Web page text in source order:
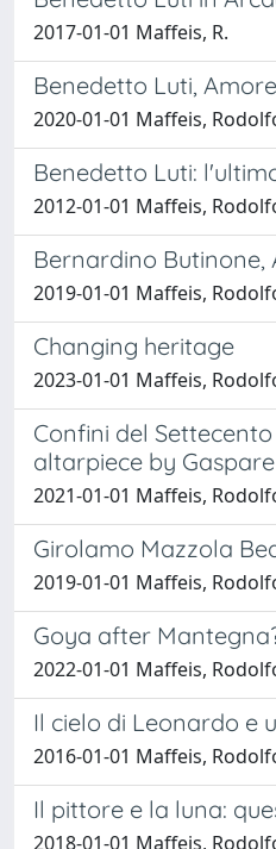
2017-01-01 Maffeis, R.
Benedetto Luti,
2020-01-01 Maffeis,
Benedetto Luti:
2012-01-01 Maffeis,
Bernardino Butinone,
2019-01-01 Maffeis,
Changing heritage
2023-01-01 Maffeis,
Confini del
altarpiece by
2021-01-01 Maffeis,
Girolamo Mazzola
2019-01-01 Maffeis,
Goya after
2022-01-01 Maffeis,
Il cielo di Leonardo e
2016-01-01 Maffeis,
Il pittore e la luna:
2018-01-01 Maffeis,